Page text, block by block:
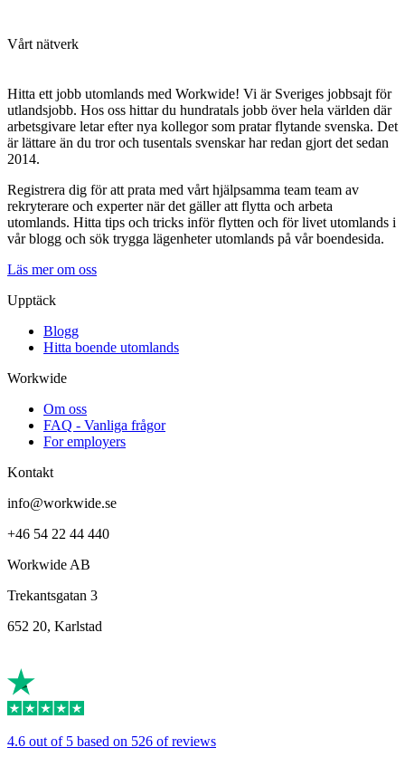
Vårt nätverk
Hitta ett jobb utomlands med Workwide! Vi är Sveriges jobbsajt för
utlandsjobb. Hos oss hittar du hundratals jobb över hela världen där
arbetsgivare letar efter nya kollegor som pratar flytande svenska. Det
är lättare än du tror och tusentals svenskar har redan gjort det sedan
2014.
Registrera dig för att prata med vårt hjälpsamma team team av
rekryterare och experter när det gäller att flytta och arbeta
utomlands. Hitta tips och tricks inför flytten och för livet utomlands i
vår blogg och sök trygga lägenheter utomlands på vår boendesida.
Läs mer om oss
Upptäck
Blogg
Hitta boende utomlands
Workwide
Om oss
FAQ - Vanliga frågor
For employers
Kontakt
info@workwide.se
+46 54 22 44 440
Workwide AB
Trekantsgatan 3
652 20, Karlstad
4.6 out of 5 based on 526 of reviews